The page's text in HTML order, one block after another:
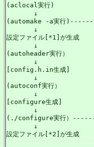
(aclocal実行)
       ↓
(automake -a実行
       ↓
設定ファイル[*1]が生成
       ↓
(autoheader実行）
       ↓
[config.h.in生成]
       ↓
(autoconf実行）
       ↓
[configure生成]
       ↓
(./configure実行）
       ↓
設定ファイル[*2]が生成